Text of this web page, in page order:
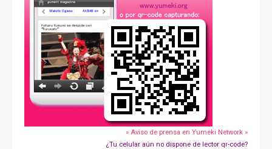
» Aviso de prensa en Yumeki Network »
¿Tu celular aún no dispone de lector qr-code?